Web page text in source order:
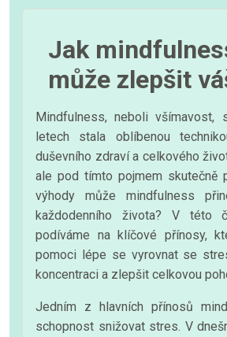
Jak
může zlepšit
Mindfulness, neboli všímavost,
letech stala oblíbenou
duševního zdraví a celkového
ale pod tímto pojmem skutečně
výhody může mindfulness
každodenního života? V této
podíváme na klíčové přínosy,
pomoci lépe se vyrovnat se
koncentraci a zlepšit celkovou
Jedním z hlavních přínosů
schopnost snižovat stres. V